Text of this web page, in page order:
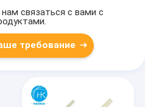
связаться с вами с
требование